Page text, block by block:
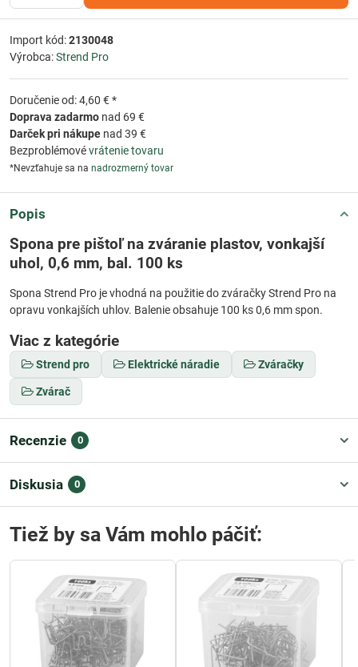
Import kód:2130048
Výrobca:Strend Pro
Doručenie od: 4,60 € *
Doprava zadarmo nad 69 €
Darček pri nákupe nad 39 €
Bezproblémovévrátenie tovaru
*Nevzťahuje sa na nadrozmerný tovar
Popis
Spona pre pištoľ na zváranie plastov, vonkajší
uhol, 0,6 mm, bal. 100 ks
Spona Strend Pro je vhodná na použitie do zváračky Strend Pro na
opravu vonkajších uhlov. Balenie obsahuje 100 ks 0,6 mm spon.
Viac z kategórie
Strend pro Elektrické náradie Zváračky
Zvárač
Recenzie 0
Diskusia 0
Tiež by sa Vám mohlo páčiť: